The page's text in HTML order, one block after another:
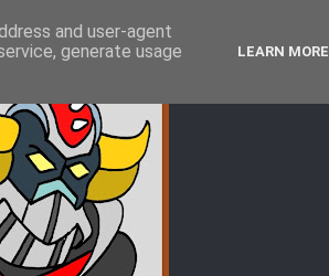
and user-agent
generate usage
LEARN MORE